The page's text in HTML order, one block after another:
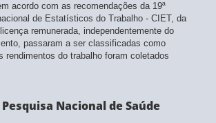
acordo com as recomendações da 19ª
de Estatísticos do Trabalho - CIET, da
remunerada, independentemente do
passaram a ser classificadas como
rendimentos do trabalho foram coletados
Pesquisa Nacional de Saúde